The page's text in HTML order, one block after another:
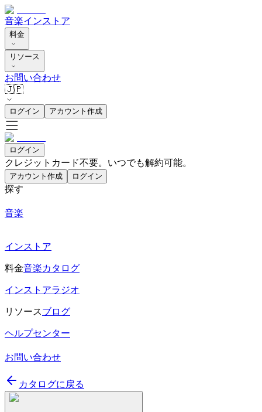
音楽インストア
料金
リソース
お問い合わせ
🇯🇵
ログイン アカウント作成
ログイン
クレジットカード不要。いつでも解約可能。
アカウント作成 ログイン
探す
音楽
インストア
料金音楽カタログ
インストアラジオ
リソースブログ
ヘルプセンター
お問い合わせ
カタログに戻る